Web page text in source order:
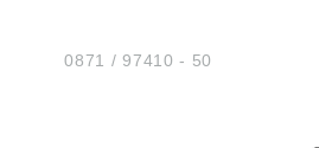
Tel.:0871 / 97410 - 50